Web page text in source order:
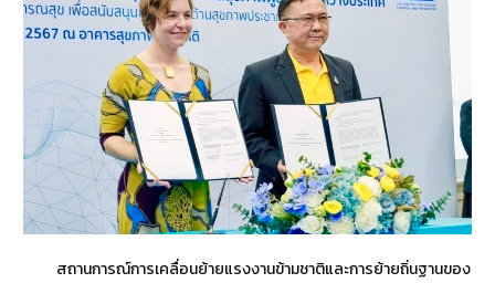
สถานการณ์การเคลื่อนย้ายแรงงานข้ามชาติและการย้ายถิ่นฐานของ